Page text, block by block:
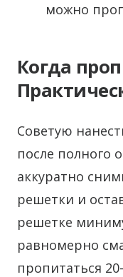
можно
Когда
Советую
после полного
аккуратно
решетки и
решетке
равномерно
пропитаться